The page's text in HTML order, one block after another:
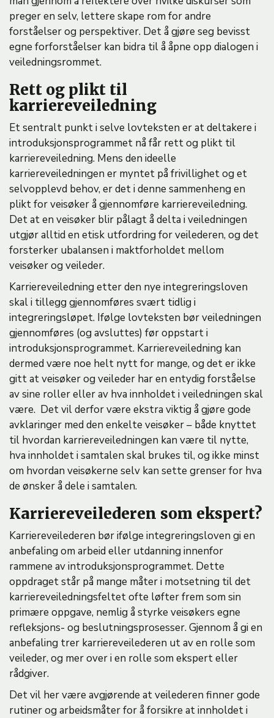
preger en selv, lettere skape rom for andre
forståelser og perspektiver. Det å gjøre seg bevisst
egne forforståelser kan bidra til å åpne opp dialogen i
veiledningsrommet.
Rett og plikt til
karriereveiledning
Et sentralt punkt i selve lovteksten er at deltakere i
introduksjonsprogrammet nå får rett og plikt til
karriereveiledning. Mens den ideelle
karriereveiledningen er myntet på frivillighet og et
selvopplevd behov, er det i denne sammenheng en
plikt for veisøker å gjennomføre karriereveiledning.
Det at en veisøker blir pålagt å delta i veiledningen
utgjør alltid en etisk utfordring for veilederen, og det
forsterker ubalansen i maktforholdet mellom
veisøker og veileder.
Karriereveiledning etter den nye integreringsloven
skal i tillegg gjennomføres svært tidlig i
integreringsløpet. Ifølge lovteksten bør veiledningen
gjennomføres (og avsluttes) før oppstart i
introduksjonsprogrammet. Karriereveiledning kan
dermed være noe helt nytt for mange, og det er ikke
gitt at veisøker og veileder har en entydig forståelse
av sine roller eller av hva innholdet i veiledningen skal
være. Det vil derfor være ekstra viktig å gjøre gode
avklaringer med den enkelte veisøker – både knyttet
til hvordan karriereveiledningen kan være til nytte,
hva innholdet i samtalen skal brukes til, og ikke minst
om hvordan veisøkerne selv kan sette grenser for hva
de ønsker å dele i samtalen.
Karriereveilederen som ekspert?
Karriereveilederen bør ifølge integreringsloven gi en
anbefaling om arbeid eller utdanning innenfor
rammene av introduksjonsprogrammet. Dette
oppdraget står på mange måter i motsetning til det
karriereveiledningsfeltet ofte løfter frem som sin
primære oppgave, nemlig å styrke veisøkers egne
refleksjons- og beslutningsprosesser. Gjennom å gi en
anbefaling trer karriereveilederen ut av en rolle som
veileder, og mer over i en rolle som ekspert eller
rådgiver.
Det vil her være avgjørende at veilederen finner gode
rutiner og arbeidsmåter for å forsikre at innholdet i